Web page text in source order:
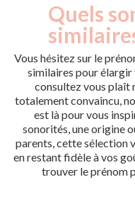
Quels
Vous hésitez sur le
similaires pour élargir
consultez vous plaît
totalement convaincu,
est là pour vous
sonorités, une origine
parents, cette sélection
en restant fidèle à vos
trouver le prénom